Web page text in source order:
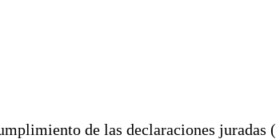
de las declaraciones juradas